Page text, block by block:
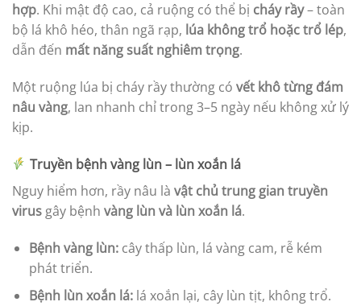
hợp. Khi mật độ cao, cả ruộng có thể bị cháy rầy– toàn
bộ lá khô héo, thân ngã rạp, lúa không trổ hoặc trổ lép,
dẫn đến mất năng suất nghiêm trọng.
Một ruộng lúa bị cháy rầy thường có vết khô từng đám
nâu vàng, lan nhanh chỉ trong 3–5 ngày nếu không xử lý
kịp.
Truyền bệnh vàng lùn – lùn xoắn lá
Nguy hiểm hơn, rầy nâu là vật chủ trung gian truyền
virus gây bệnh vàng lùn và lùn xoắn lá.
Bệnh vàng lùn:cây thấp lùn, lá vàng cam, rễ kém
phát triển.
Bệnh lùn xoắn lá:lá xoắn lại, cây lùn tịt, không trổ.